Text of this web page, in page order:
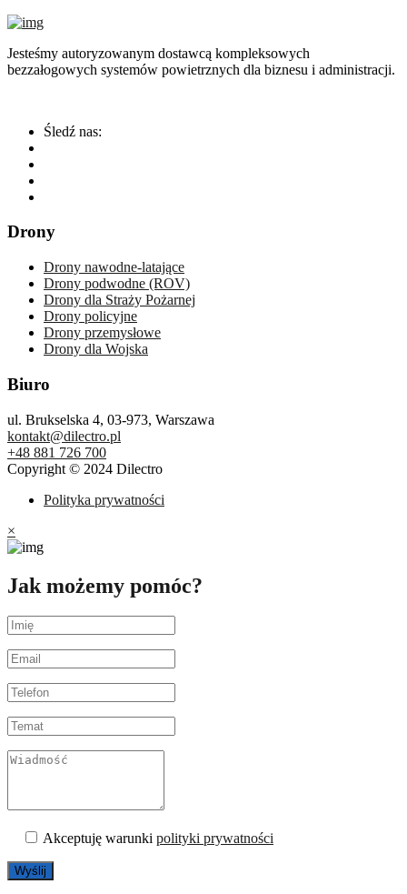
Jesteśmy autoryzowanym dostawcą kompleksowych
bezzałogowych systemów powietrznych dla biznesu i administracji.
Śledź nas:
Drony
Drony nawodne-latające
Drony podwodne (ROV)
Drony dla Straży Pożarnej
Drony policyjne
Drony przemysłowe
Drony dla Wojska
Biuro
ul. Brukselska 4, 03-973, Warszawa
kontakt@dilectro.pl
+48 881 726 700
Copyright © 2024 Dilectro
Polityka prywatności
×
Jak możemy pomóc?
Akceptuję warunki polityki prywatności